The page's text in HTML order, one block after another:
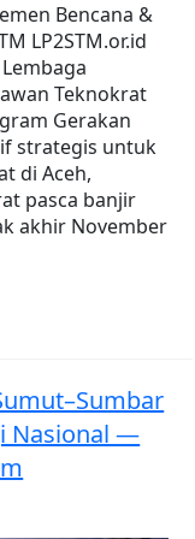
Bencana &
LP2STM.or.id
Teknokrat
Gerakan
strategis untuk
di Aceh,
pasca banjir
akhir November
Nasional —